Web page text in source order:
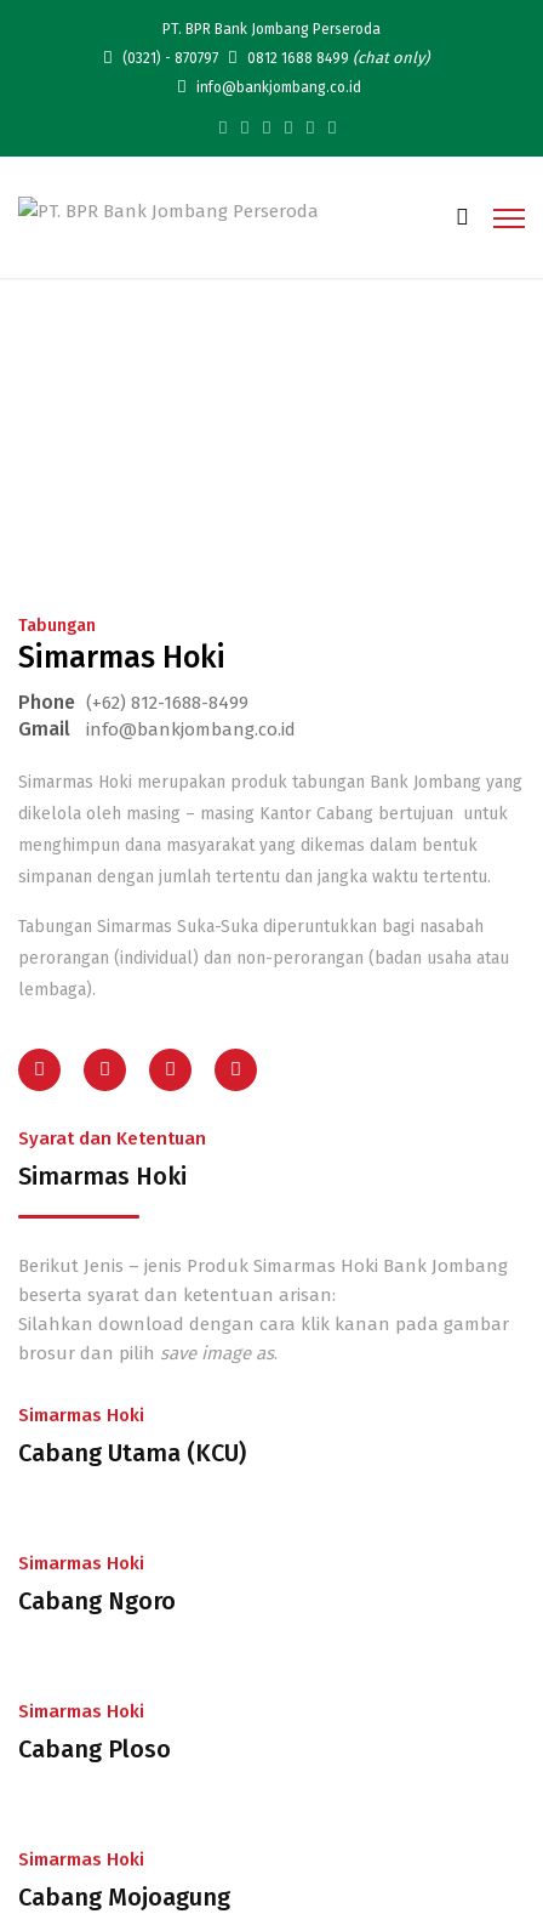
PT. BPR Bank Jombang Perseroda
(0321) - 870797
0812 1688 8499 (chat only)
info@bankjombang.co.id
Tabungan
Simarmas Hoki
Phone (+62) 812-1688-8499
Gmail info@bankjombang.co.id
Simarmas Hoki merupakan produk tabungan Bank Jombang yang
dikelola oleh masing – masing Kantor Cabang bertujuan untuk
menghimpun dana masyarakat yang dikemas dalam bentuk
simpanan dengan jumlah tertentu dan jangka waktu tertentu.
Tabungan Simarmas Suka-Suka diperuntukkan bagi nasabah
perorangan (individual) dan non-perorangan (badan usaha atau
lembaga).
Syarat dan Ketentuan
Simarmas Hoki
Berikut Jenis – jenis Produk Simarmas Hoki Bank Jombang
beserta syarat dan ketentuan arisan:
Silahkan download dengan cara klik kanan pada gambar
brosur dan pilih save image as.
Simarmas Hoki
Cabang Utama (KCU)
Simarmas Hoki
Cabang Ngoro
Simarmas Hoki
Cabang Ploso
Simarmas Hoki
Cabang Mojoagung